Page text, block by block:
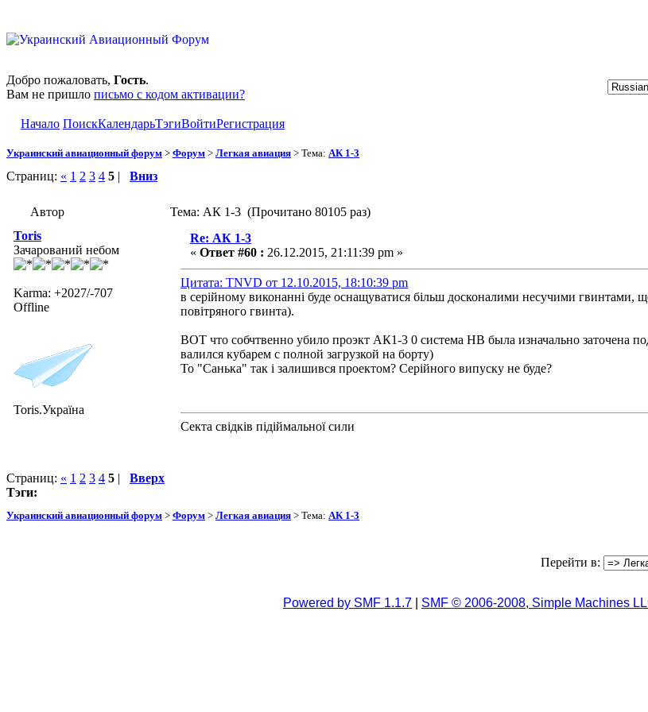
Добро пожаловать, Гость.
Вам не пришло письмо с кодом активации?
Начало ПоискКалендарьТэгиВойтиРегистрация
Украинский авиационный форум > Форум > Легкая авиация > Тема: АК 1-3
Страниц: « 1 2 3 4 5 | Вниз
Автор
Тема: АК 1-3 (Прочитано 80105 раз)
Toris
Зачарований небом
Karma: +2027/-707
Offline
Toris.Україна
Re: АК 1-3
« Ответ #60 : 26.12.2015, 21:11:39 pm »
Цитата: TNVD от 12.10.2015, 18:10:39 pm
в серійному виконанні буде оснащуватися більш досконалими несучими гвинтами,
повітряного гвинта).
ВОТ что собчтвенно убило проэкт АК1-3 0 система НВ была изначально заточена
валился кубарем с полной загрузкой на борту)
То "Санька" так і залишився проектом? Серійного випуску не буде?
Секта свідків підіймальної сили
Страниц: « 1 2 3 4 5 | Вверх
Тэги:
Украинский авиационный форум > Форум > Легкая авиация > Тема: АК 1-3
Перейти в:
Powered by SMF 1.1.7 SMF © 2006-2008, Simple Machines